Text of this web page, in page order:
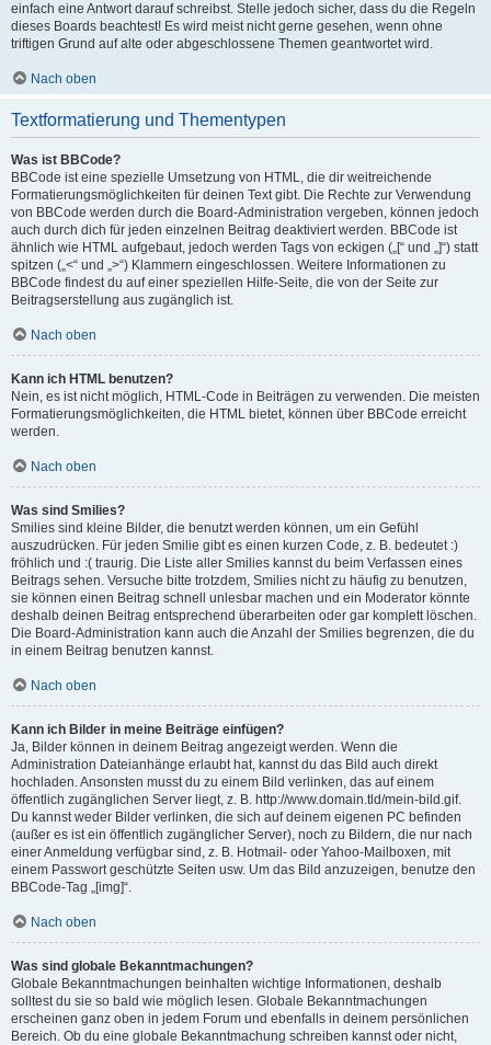
einfach eine Antwort darauf schreibst. Stelle jedoch sicher, dass du die Regeln
dieses Boards beachtest! Es wird meist nicht gerne gesehen, wenn ohne
triftigen Grund auf alte oder abgeschlossene Themen geantwortet wird.
Nach oben
Textformatierung und Thementypen
Was ist BBCode?
BBCode ist eine spezielle Umsetzung von HTML, die dir weitreichende
Formatierungsmöglichkeiten für deinen Text gibt. Die Rechte zur Verwendung
von BBCode werden durch die Board-Administration vergeben, können jedoch
auch durch dich für jeden einzelnen Beitrag deaktiviert werden. BBCode ist
ähnlich wie HTML aufgebaut, jedoch werden Tags von eckigen („[“ und „]“) statt
spitzen („<“ und „>“) Klammern eingeschlossen. Weitere Informationen zu
BBCode findest du auf einer speziellen Hilfe-Seite, die von der Seite zur
Beitragserstellung aus zugänglich ist.
Nach oben
Kann ich HTML benutzen?
Nein, es ist nicht möglich, HTML-Code in Beiträgen zu verwenden. Die meisten
Formatierungsmöglichkeiten, die HTML bietet, können über BBCode erreicht
werden.
Nach oben
Was sind Smilies?
Smilies sind kleine Bilder, die benutzt werden können, um ein Gefühl
auszudrücken. Für jeden Smilie gibt es einen kurzen Code, z. B. bedeutet :)
fröhlich und :( traurig. Die Liste aller Smilies kannst du beim Verfassen eines
Beitrags sehen. Versuche bitte trotzdem, Smilies nicht zu häufig zu benutzen,
sie können einen Beitrag schnell unlesbar machen und ein Moderator könnte
deshalb deinen Beitrag entsprechend überarbeiten oder gar komplett löschen.
Die Board-Administration kann auch die Anzahl der Smilies begrenzen, die du
in einem Beitrag benutzen kannst.
Nach oben
Kann ich Bilder in meine Beiträge einfügen?
Ja, Bilder können in deinem Beitrag angezeigt werden. Wenn die
Administration Dateianhänge erlaubt hat, kannst du das Bild auch direkt
hochladen. Ansonsten musst du zu einem Bild verlinken, das auf einem
öffentlich zugänglichen Server liegt, z. B. http://www.domain.tld/mein-bild.gif.
Du kannst weder Bilder verlinken, die sich auf deinem eigenen PC befinden
(außer es ist ein öffentlich zugänglicher Server), noch zu Bildern, die nur nach
einer Anmeldung verfügbar sind, z. B. Hotmail- oder Yahoo-Mailboxen, mit
einem Passwort geschützte Seiten usw. Um das Bild anzuzeigen, benutze den
BBCode-Tag „[img]“.
Nach oben
Was sind globale Bekanntmachungen?
Globale Bekanntmachungen beinhalten wichtige Informationen, deshalb
solltest du sie so bald wie möglich lesen. Globale Bekanntmachungen
erscheinen ganz oben in jedem Forum und ebenfalls in deinem persönlichen
Bereich. Ob du eine globale Bekanntmachung schreiben kannst oder nicht,